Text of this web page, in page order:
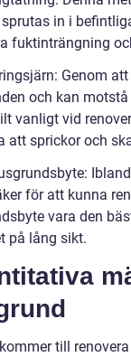
in i
fuktinträngning
Genom
och kan
vanligt vid
att sprickor och
för att kunna
vara den
på lång sikt.
till